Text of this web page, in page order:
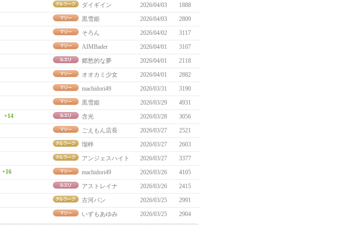
ダイギイン 2026/04/03
1888
黒雪姫 2026/04/03
2809
そろん 2026/04/02
3117
AIMBader 2026/04/01
3107
郷愁的な夢 2026/04/01
2118
オオカミ少女 2026/04/01
2882
machidori49 2026/03/31
3190
黒雪姫 2026/03/29
4931
+14 含光 2026/03/28
3056
ごえもん店長 2026/03/27
2521
瑠梓 2026/03/27
2603
アンジェスハイト 2026/03/27
3377
+16 machidori49 2026/03/26
4105
アストレイナ 2026/03/26
2415
古河パン 2026/03/25
2991
いずもあゆみ 2026/03/25 2904